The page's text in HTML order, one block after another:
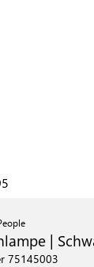
|
75145003